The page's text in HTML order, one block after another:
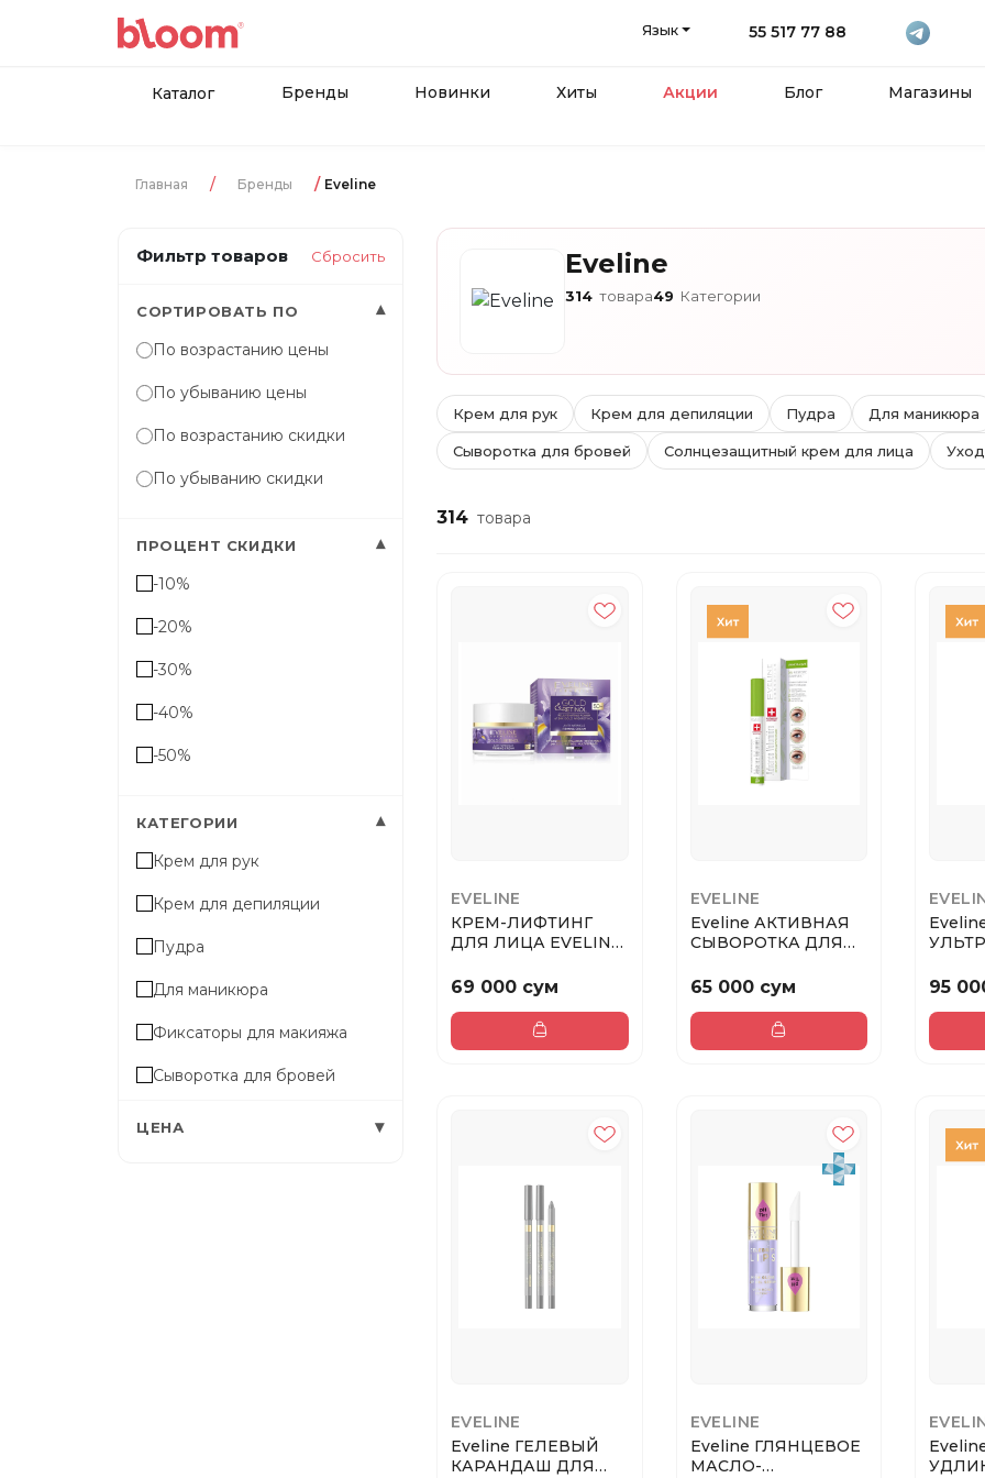
Язык 55 517 77 88
Каталог Бренды Новинки Хиты Акции Блог Магазины
Главная Бренды Eveline
Фильтр товаров Сбросить
СОРТИРОВАТЬ ПО ▾
По возрастанию цены
По убыванию цены
По возрастанию скидки
По убыванию скидки
ПРОЦЕНТ СКИДКИ ▾
-10%
-20%
-30%
-40%
-50%
КАТЕГОРИИ ▾
Крем для рук
Крем для депиляции
Пудра
Для маникюра
Фиксаторы для макияжа
Сыворотка для бровей
Солнцезащитный крем для
ЦЕНА ▾
Eveline
314 товара49 Категории
Крем для рук Крем для депиляции Пудра Для маникюра
Сыворотка для бровей Солнцезащитный крем для лица
314 товара
EVELINE
КРЕМ-ЛИФТИНГ
ДЛЯ ЛИЦА EVELINE
ЗОЛ...
69 000 сум
EVELINE
Eveline АКТИВНАЯ
СЫВОРОТКА ДЛЯ
ADVANCE ...
65 000 сум 95
EVELINE
Eveline ГЕЛЕВЫЙ
КАРАНДАШ ДЛЯ
EVELINE
Eveline ГЛЯНЦЕВОЕ
МАСЛО-